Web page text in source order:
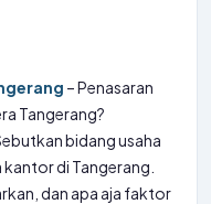
– Penasaran
Tangerang?
bidang usaha
di Tangerang.
dan apa aja faktor